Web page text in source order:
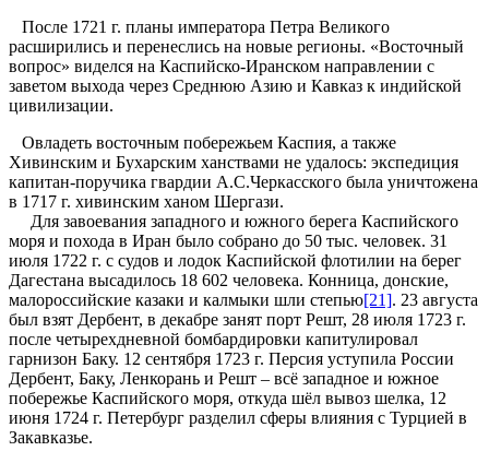
После 1721 г. планы императора Петра Великого
расширились и перенеслись на новые регионы. «Восточный
вопрос» виделся на Каспийско-Иранском направлении с
заветом выхода через Среднюю Азию и Кавказ к индийской
цивилизации.
Овладеть восточным побережьем Каспия, а также
Хивинским и Бухарским ханствами не удалось: экспедиция
капитан-поручика гвардии А.С.Черкасского была уничтожена
в 1717 г. хивинским ханом Шергази.
Для завоевания западного и южного берега Каспийского
моря и похода в Иран было собрано до 50 тыс. человек. 31
июля 1722 г. с судов и лодок Каспийской флотилии на берег
Дагестана высадилось 18 602 человека. Конница, донские,
малороссийские казаки и калмыки шли степью[21]. 23 августа
был взят Дербент, в декабре занят порт Решт, 28 июля 1723 г.
после четырехдневной бомбардировки капитулировал
гарнизон Баку. 12 сентября 1723 г. Персия уступила России
Дербент, Баку, Ленкорань и Решт – всё западное и южное
побережье Каспийского моря, откуда шёл вывоз шелка, 12
июня 1724 г. Петербург разделил сферы влияния с Турцией в
Закавказье.